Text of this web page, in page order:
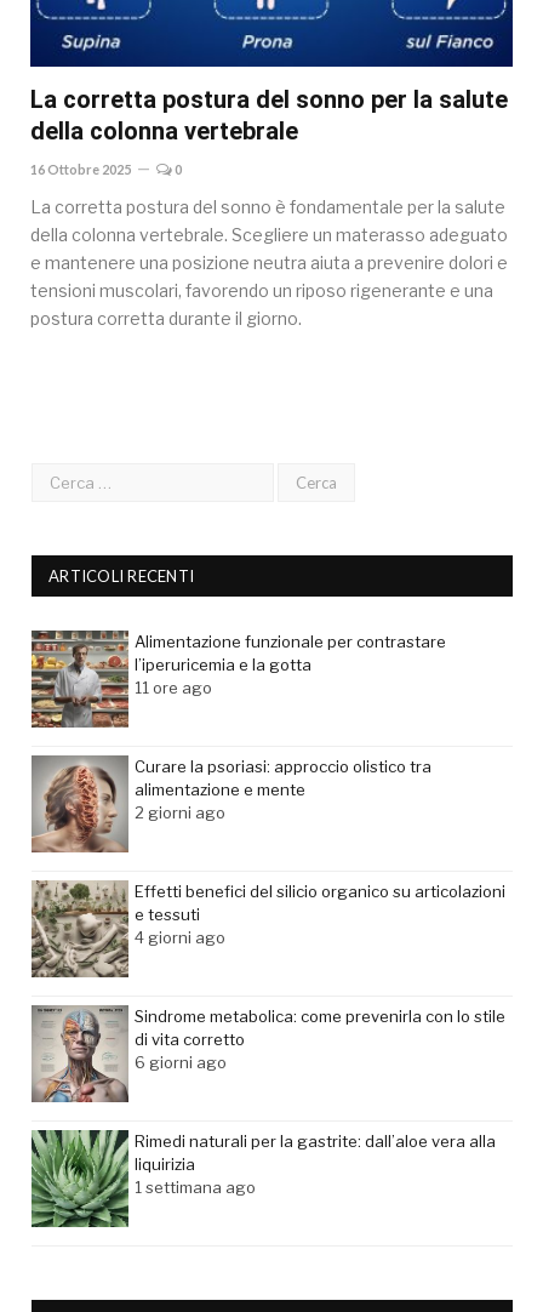
La corretta postura del sonno per la salute
della colonna vertebrale
16 Ottobre 2025 0
La corretta postura del sonno è fondamentale per la salute
della colonna vertebrale. Scegliere un materasso adeguato
e mantenere una posizione neutra aiuta a prevenire dolori e
tensioni muscolari, favorendo un riposo rigenerante e una
postura corretta durante il giorno.
ARTICOLI RECENTI
Alimentazione funzionale per contrastare
l’iperuricemia e la gotta
11 ore ago
Curare la psoriasi: approccio olistico tra
alimentazione e mente
2 giorni ago
Effetti benefici del silicio organico su articolazioni
e tessuti
4 giorni ago
Sindrome metabolica: come prevenirla con lo stile
di vita corretto
6 giorni ago
Rimedi naturali per la gastrite: dall’aloe vera alla
liquirizia
1 settimana ago